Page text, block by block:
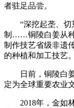
者驻足品尝。
“深挖起垄、切
制……铜陵白姜从种
制作技艺省级非遗
的种植和加工技艺。
日前，铜陵白姜
定为全球重要农业
2018年，金如林